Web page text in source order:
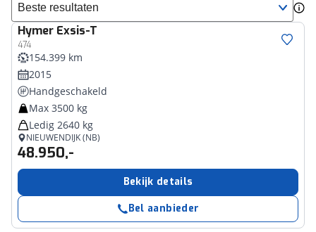
Sorteer resultaten
Hymer Exsis-T
474
154.399 km
2015
Handgeschakeld
Max 3500 kg
Ledig 2640 kg
NIEUWENDIJK (NB)
48.950,-
Bekijk details
Bel aanbieder